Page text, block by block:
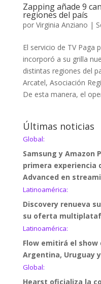
Zapping añade 9
regiones del país
por Virginia Anziano |
El servicio de TV Paga
incorporó a su grilla
distintas regiones del
Arcatel, Asociación
De esta manera, el
Últimas noticias
Global:
Samsung y Amazon
primera experiencia
Advanced en
Latinoamérica:
Discovery renueva
su oferta
Latinoamérica:
Flow emitirá el show
Argentina, Uruguay
Global:
Hearst oficializa la